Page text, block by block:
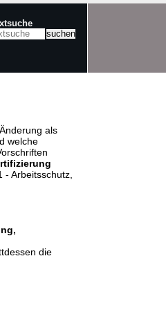
als
welche
Arbeitsschutz,
die